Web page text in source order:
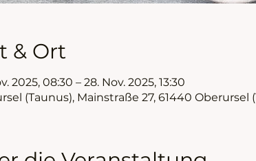
& Ort
2025, 08:30 – 28. Nov. 2025, 13:30
(Taunus), Mainstraße 27, 61440 Oberursel